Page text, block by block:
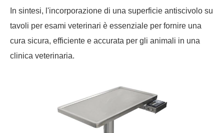
In sintesi, l'incorporazione di una superficie antiscivolo su
tavoli per esami veterinari è essenziale per fornire una
cura sicura, efficiente e accurata per gli animali in una
clinica veterinaria.